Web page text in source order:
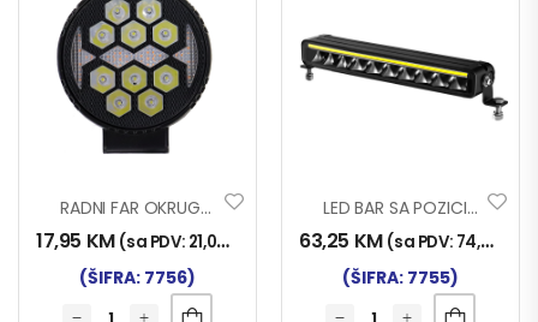
RADNI FAR OKRUGLI 10LED SA TREPTAČEM 9-80V
17,95 KM (sa PDV: 21,00
(ŠIFRA: 7756)
LED BAR SA POZICIJOM DRL RGB 10-30V 20LED 60W 347x40x38mm FL1
63,25 KM (sa PDV: 74,00
(ŠIFRA: 7755)